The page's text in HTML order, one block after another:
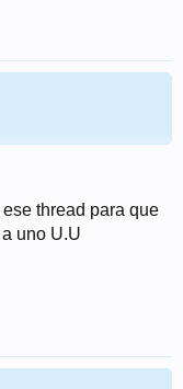
thread para que
uno U.U